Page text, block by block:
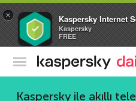
× Kaspersky Internet
Kaspersky
FREE
Kaspersky ile akıllı